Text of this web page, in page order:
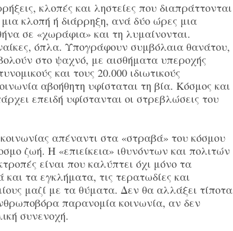
κλοπές και ληστείες που διαπράττονται
κλοπή ή διάρρηξη, ανά δύο ώρες μια
σε «χωράφια» και τη λυμαίνονται.
όπλα. Υπογράφουν συμβόλαια θανάτου,
στο ψαχνό, με αισθήματα υπεροχής
και τους 20.000 ιδιωτικούς
αβοήθητη υφίσταται τη βία. Κόσμος και
επειδή υφίστανται οι στρεβλώσεις του
απέναντι στα «στραβά» του κόσμου
ζωή. Η «επιείκεια» ιθυνόντων και πολιτών
είναι που καλύπτει όχι μόνο τα
τα εγκλήματα, τις τερατωδίες και
μαζί με τα θύματα. Δεν θα αλλάξει τίποτα
παρανομία κοινωνία, αν δεν
συνενοχή.